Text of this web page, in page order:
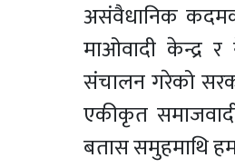
असंवैधानिक
माओवादी केन्द्र
संचालन गरेको
एकीकृत
बतास समुहमाथि